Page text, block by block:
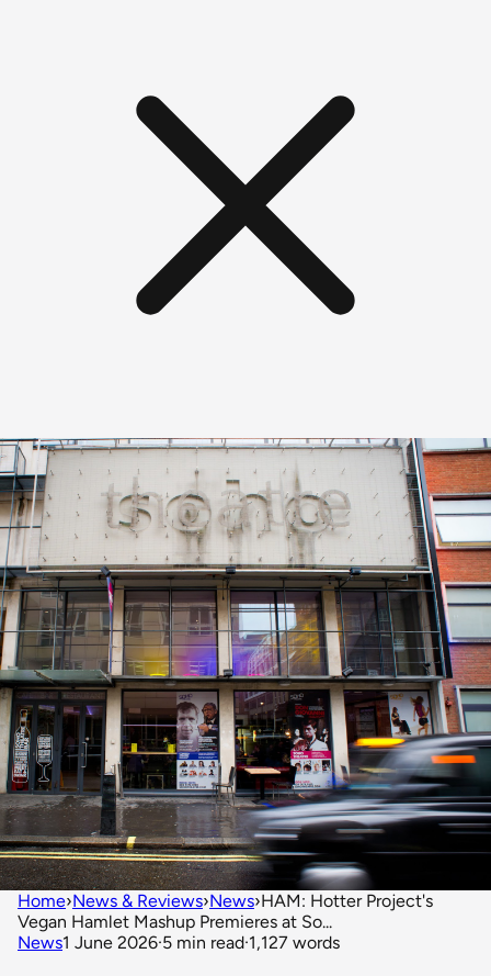
Home›News & Reviews›News›HAM: Hotter Project's
Vegan Hamlet Mashup Premieres at So...
News1 June 2026·5 min read·1,127 words